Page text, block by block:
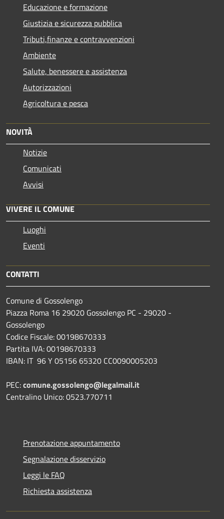
Educazione e formazione
Giustizia e sicurezza pubblica
Tributi,finanze e contravvenzioni
Ambiente
Salute, benessere e assistenza
Autorizzazioni
Agricoltura e pesca
NOVITÀ
Notizie
Comunicati
Avvisi
VIVERE IL COMUNE
Luoghi
Eventi
CONTATTI
Comune di Gossolengo
Piazza Roma 16 29020 Gossolengo PC - 29020 -
Gossolengo
Codice Fiscale: 00198670333
Partita IVA: 00198670333
IBAN: IT 96 Y 05156 65320 CC0090005203
PEC:comune.gossolengo@legalmail.it
Centralino Unico: 0523.770711
Prenotazione appuntamento
Segnalazione disservizio
Leggi le FAQ
Richiesta assistenza